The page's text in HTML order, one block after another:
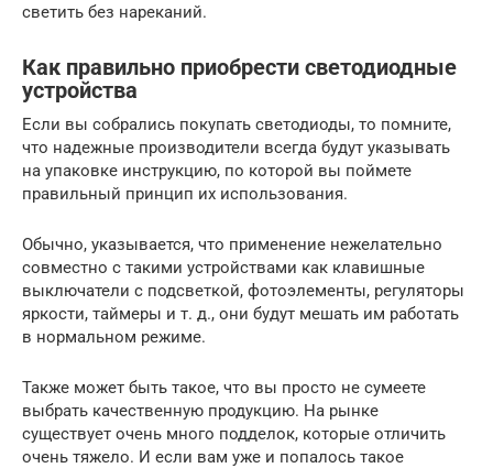
светить без нареканий.
Как правильно приобрести светодиодные
устройства
Если вы собрались покупать светодиоды, то помните,
что надежные производители всегда будут указывать
на упаковке инструкцию, по которой вы поймете
правильный принцип их использования.
Обычно, указывается, что применение нежелательно
совместно с такими устройствами как клавишные
выключатели с подсветкой, фотоэлементы, регуляторы
яркости, таймеры и т. д., они будут мешать им работать
в нормальном режиме.
Также может быть такое, что вы просто не сумеете
выбрать качественную продукцию. На рынке
существует очень много подделок, которые отличить
очень тяжело. И если вам уже и попалось такое